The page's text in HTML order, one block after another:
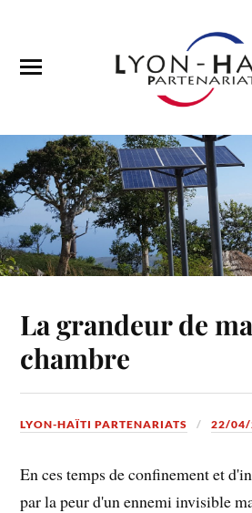
La grandeur de
chambre
LYON-HAÏTI PARTENARIATS 22/04/
En ces temps de confinement et
par la peur d'un ennemi invisible